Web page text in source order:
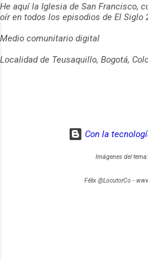
He aquí la Iglesia de San Francisco,
oír en todos los episodios de El Siglo
Medio comunitario digital
Localidad de Teusaquillo, Bogotá,
Con la
Imágenes del tema:
Félix @LocutorCo -